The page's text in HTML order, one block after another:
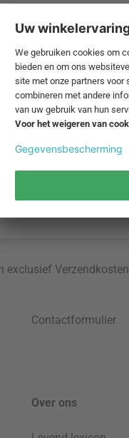
exclusiefVerzendkosten
Contactformulier
Over ons